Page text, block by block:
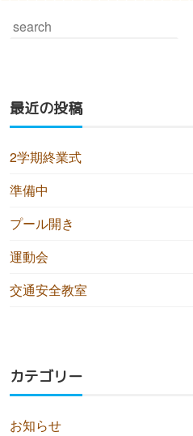
最近の投稿
2学期終業式
準備中
プール開き
運動会
交通安全教室
カテゴリー
お知らせ